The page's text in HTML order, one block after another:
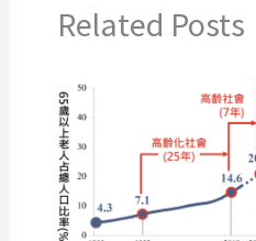
Related Posts